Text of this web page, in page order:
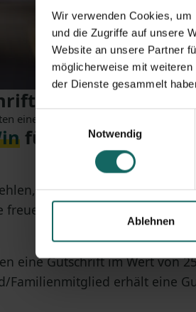
Wir verwenden Cookies,
und die Zugriffe auf unsere
Website an unsere Partner
möglicherweise mit
der Dienste gesammelt
Einwilligungsauswahl
Notwendig
Ablehnen
erhalten
eine 25€ Gutschrift.
für alle:
Ihr Freund startet bei
freuen sich über eine
eine Gutschrift im Wert von
Familienmitglied erhält eine